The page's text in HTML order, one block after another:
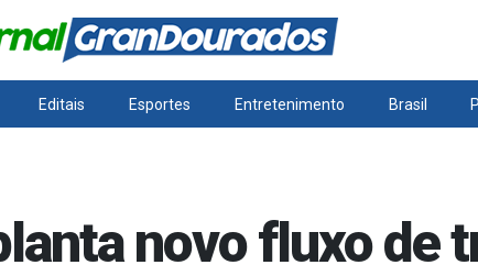
Editais Esportes Entretenimento Brasil
novo fluxo de